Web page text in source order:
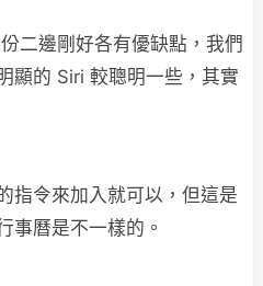
二邊剛好各有優缺點，我們
顯的 Siri 較聰明一些，其實
指令來加入就可以，但這是
事曆是不一樣的。